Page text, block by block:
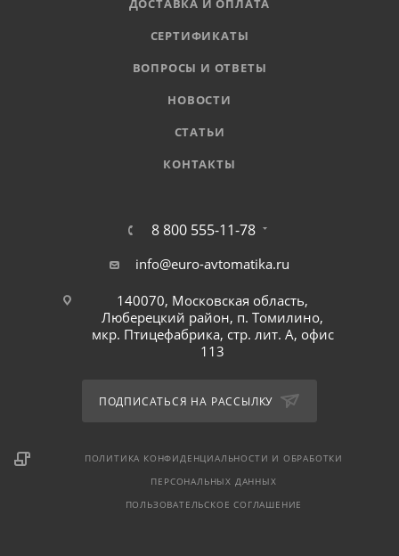
ДОСТАВКА И ОПЛАТА
СЕРТИФИКАТЫ
ВОПРОСЫ И ОТВЕТЫ
НОВОСТИ
СТАТЬИ
КОНТАКТЫ
8 800 555-11-78
info@euro-avtomatika.ru
140070, Московская область,
Люберецкий район, п. Томилино,
мкр. Птицефабрика, стр. лит. А, офис
113
ПОДПИСАТЬСЯ НА РАССЫЛКУ
ПОЛИТИКА КОНФИДЕНЦИАЛЬНОСТИ И ОБРАБОТКИ
ПЕРСОНАЛЬНЫХ ДАННЫХ
ПОЛЬЗОВАТЕЛЬСКОЕ СОГЛАШЕНИЕ